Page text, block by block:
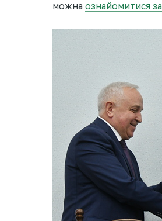
можна ознайомитися